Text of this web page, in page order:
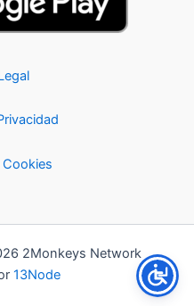
Cookies
2Monkeys Network
13Node